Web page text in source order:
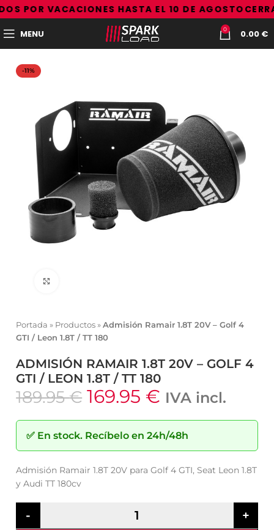
POR VACACIONES HASTA EL 10 DE AGOSTO
MENU 0 0.00 €
-11%
Portada » Productos »Admisión Ramair 1.8T 20V – Golf 4
GTI / Leon 1.8T / TT 180
ADMISIÓN RAMAIR 1.8T 20V – GOLF 4
GTI / LEON 1.8T / TT 180
189.95€ 169.95€ IVA incl.
✅ En stock. Recíbelo en 24h/48h
Admisión Ramair 1.8T 20V para Golf 4 GTI, Seat Leon 1.8T
y Audi TT 180cv